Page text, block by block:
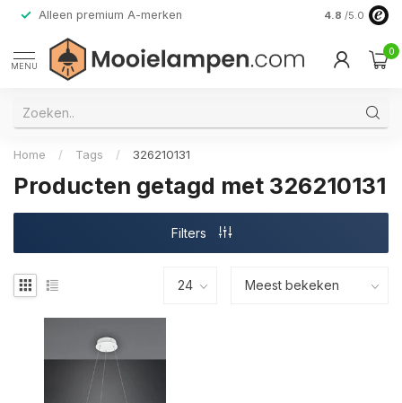
Alleen premium A-merken 4.8 /5.0
MENU
0
Home / Tags / 326210131
Producten getagd met 326210131
Filters